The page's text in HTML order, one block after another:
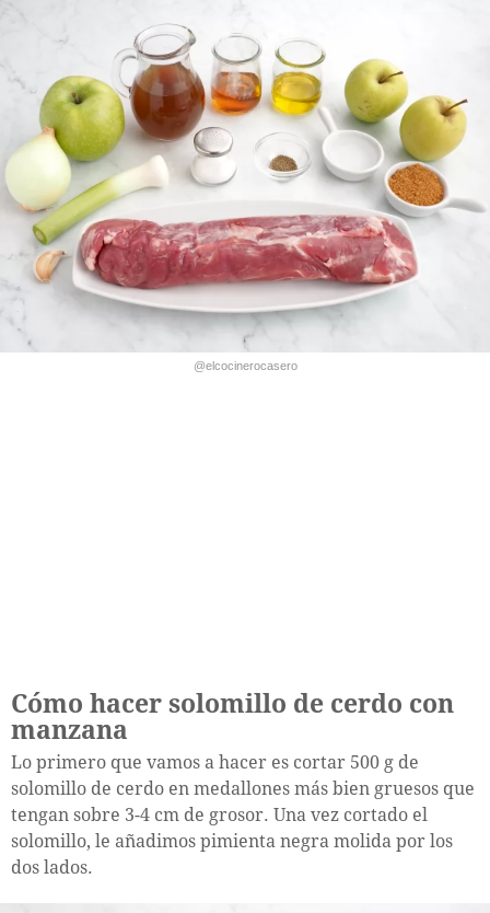
@elcocinerocasero
Cómo hacer solomillo de cerdo con
manzana
Lo primero que vamos a hacer es cortar 500 g de
solomillo de cerdo en medallones más bien gruesos que
tengan sobre 3-4 cm de grosor. Una vez cortado el
solomillo, le añadimos pimienta negra molida por los
dos lados.